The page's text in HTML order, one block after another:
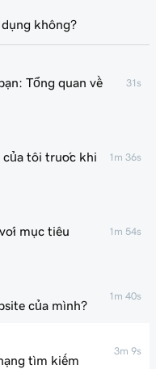
Tổng quan về
31s
của tôi trước khi
1m 36s
mục tiêu
1m 54s
của mình?
1m 40s
tìm kiếm
3m 9s
không?